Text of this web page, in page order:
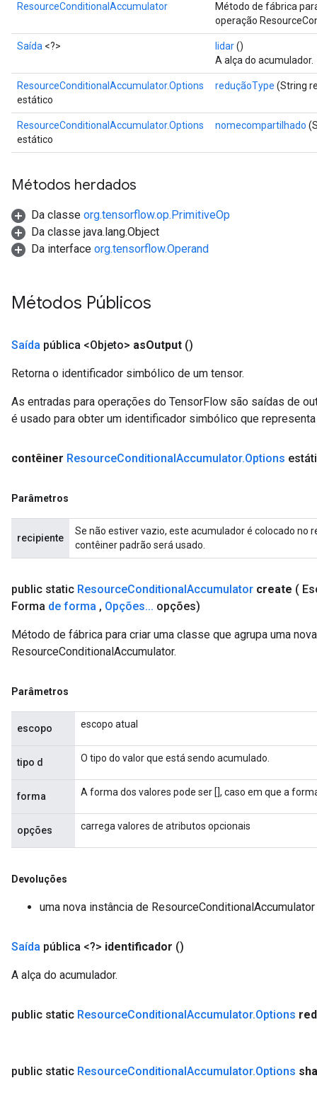
ResourceConditionalAccumulator
Método de fábrica
operação
Saída <?> lidar()
A alça do acumulador.
ResourceConditionalAccumulator.Options
estático
reduçãoType (String
ResourceConditionalAccumulator.Options
estático
nomecompartilhado
Métodos herdados
Da classe org.tensorflow.op.PrimitiveOp
Da classe java.lang.Object
Da interface org.tensorflow.Operand
Métodos Públicos
Saída pública <Objeto> asOutput ()
Retorna o identificador simbólico de um tensor.
As entradas para operações do TensorFlow são saídas de
é usado para obter um identificador simbólico que
contêiner ResourceConditionalAccumulator.Options
Parâmetros
recipiente
Se não estiver vazio, este acumulador é colocado no
contêiner padrão será usado.
public static ResourceConditionalAccumulator create (
Forma de forma , Opções... opções)
Método de fábrica para criar uma classe que agrupa uma
ResourceConditionalAccumulator.
Parâmetros
escopo escopo atual
tipo d O tipo do valor que está sendo acumulado.
forma A forma dos valores pode ser [], caso em que a
opções carrega valores de atributos opcionais
Devoluções
uma nova instância de ResourceConditionalAccumulator
Saída pública <?> identificador ()
A alça do acumulador.
public static ResourceConditionalAccumulator.Options
public static ResourceConditionalAccumulator.Options